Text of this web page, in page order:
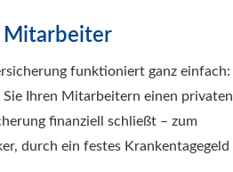
Mitarbeiter
funktioniert ganz einfach:
Ihren Mitarbeitern einen privaten
finanziell schließt – zum
durch ein festes Krankentagegeld